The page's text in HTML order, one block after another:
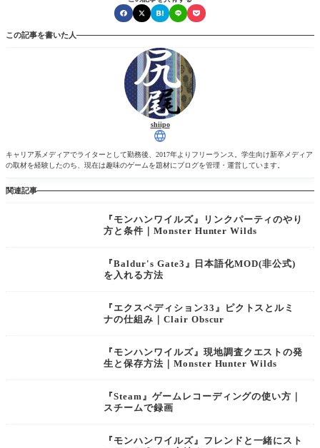
この記事を書いた人
shiipo
キャリア系メディアでライターとして勤務後、2017年よりフリーランス。学生向け新卒メディア
の取材を経験したのち、現在は趣味のゲームを題材にブログを管理・運営しています。
関連記事
『モンハンワイルズ』リンクパーティのやり
方と条件｜Monster Hunter Wilds
『Baldur's Gate3』日本語化MOD(非公式)
を入れる方法
『エクスペディション33』ピクトスとルミ
ナの仕組み｜Clair Obscur
『モンハンワイルズ』現地調査クエストの発
生と保存方法｜Monster Hunter Wilds
『Steam』ゲームレコーディングの使い方｜
スチームで録画
『モンハンワイルズ』フレンドと一緒にスト